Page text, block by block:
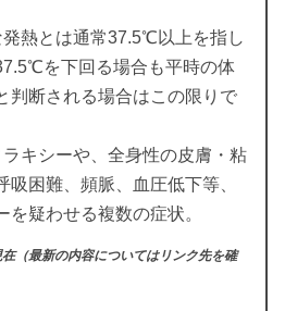
熱とは通常37.5℃以上を指し
を下回る場合も平時の体
判断される場合はこの限りで
キシーや、全身性の皮膚・粘
吸困難、頻脈、血圧低下等、
を疑わせる複数の症状。
（最新の内容についてはリンク先を確